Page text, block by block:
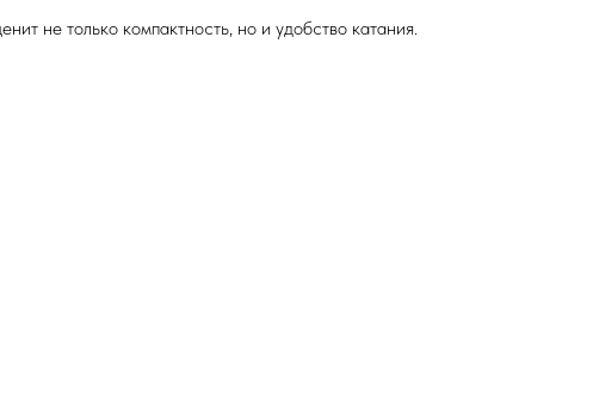
не только компактность, но и удобство катания.